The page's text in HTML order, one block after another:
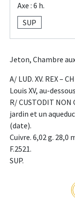
Axe : 6 h.
SUP
Jeton, Chambre
A/ LUD. XV. REX –
Louis XV, au-
R/ CUSTODIT NON
jardin et un
(date).
Cuivre. 6,02 g. 28,0
F.2521.
SUP.